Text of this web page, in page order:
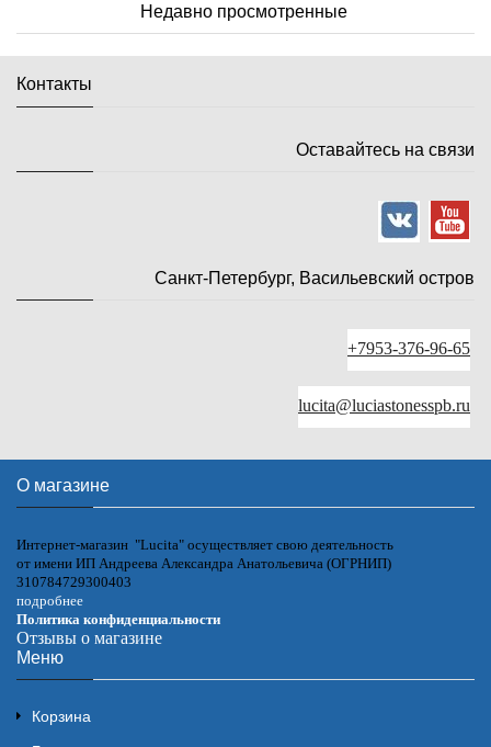
Недавно просмотренные
Контакты
Оставайтесь на связи
Санкт-Петербург, Васильевский остров
+7953-376-96-65
lucita@luciastonesspb.ru
О магазине
Интернет-магазин "Lucita" осуществляет свою деятельность
от имени ИП Андреева Александра Анатольевича (ОГРНИП)
310784729300403
подробнее
Политика конфиденциальности
Отзывы о магазине
Меню
Корзина